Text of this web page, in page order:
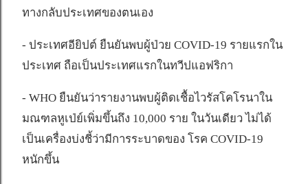
ทางกลับประเทศของตนเอง
- ประเทศอียิปต์ ยืนยันพบผู้ป่วย COVID-19 รายแรกใน
ประเทศ ถือเป็นประเทศแรกในทวีปแอฟริกา
- WHO ยืนยันว่ารายงานพบผู้ติดเชื้อไวรัสโคโรนาใน
มณฑลหูเป่ย์เพิ่มขึ้นถึง 10,000 ราย ในวันเดียว ไม่ได้
เป็นเครื่องบ่งชี้ว่ามีการระบาดของ โรค COVID-19
หนักขึ้น